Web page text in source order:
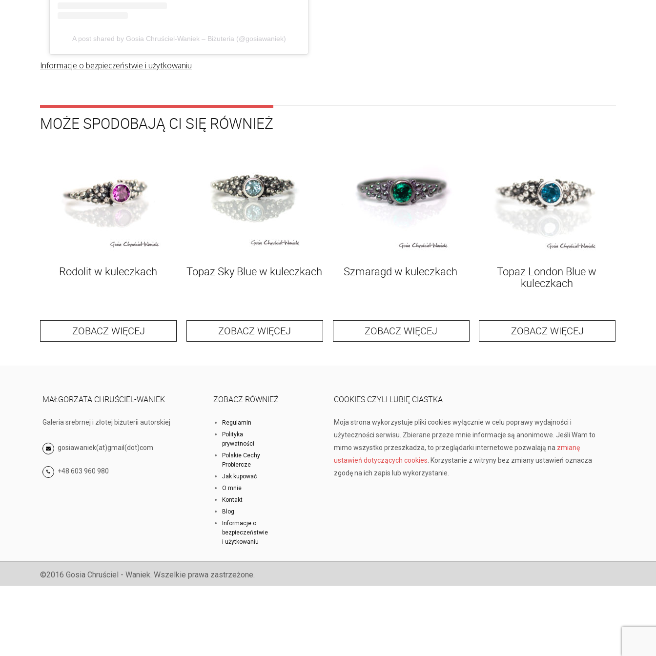
A post shared by Gosia Chruściel-Waniek – Biżuteria (@gosiawaniek)
Informacje o bezpieczeństwie i użytkowaniu
MOŻE SPODOBAJĄ CI SIĘ RÓWNIEŻ
Rodolit w kuleczkach
ZOBACZ WIĘCEJ
Topaz Sky Blue w kuleczkach
ZOBACZ WIĘCEJ
Szmaragd w kuleczkach
ZOBACZ WIĘCEJ
Topaz London Blue w
kuleczkach
ZOBACZ WIĘCEJ
MAŁGORZATA CHRUŚCIEL-WANIEK
Galeria srebrnej i złotej biżuterii autorskiej
gosiawaniek(at)gmail(dot)com
+48 603 960 980
ZOBACZ RÓWNIEŻ
Regulamin
Polityka
prywatności
Polskie Cechy
Probiercze
Jak kupować
O mnie
Kontakt
Blog
Informacje o
bezpieczeństwie
i użytkowaniu
COOKIES CZYLI LUBIĘ CIASTKA
Moja strona wykorzystuje pliki cookies wyłącznie w celu poprawy wydajności i
użyteczności serwisu. Zbierane przeze mnie informacje są anonimowe. Jeśli Wam to
mimo wszystko przeszkadza, to przeglądarki internetowe pozwalają na zmianę
ustawień dotyczących cookies. Korzystanie z witryny bez zmiany ustawień oznacza
zgodę na ich zapis lub wykorzystanie.
©2016 Gosia Chruściel - Waniek. Wszelkie prawa zastrzeżone.